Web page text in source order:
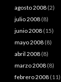
agosto 2008 (2)
julio 2008 (8)
junio 2008 (15)
mayo 2008 (8)
abril 2008 (8)
marzo 2008 (8)
febrero 2008 (11)